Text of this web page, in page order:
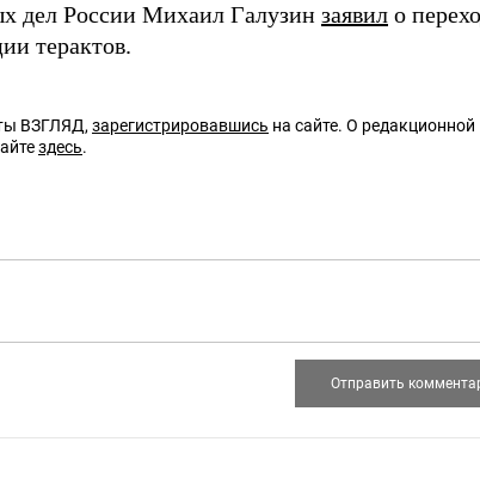
дел России Михаил Галузин заявил о
терактов.
ВЗГЛЯД,зарегистрировавшись на сайте. О редакционной
здесь.